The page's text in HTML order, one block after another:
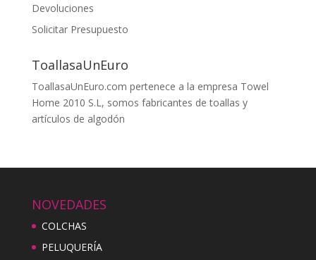
Devoluciones
Solicitar Presupuesto
ToallasaUnEuro
ToallasaUnEuro.com pertenece a la empresa Towel
Home 2010 S.L, somos fabricantes de toallas y
artículos de algodón
NOVEDADES
COLCHAS
PELUQUERÍA